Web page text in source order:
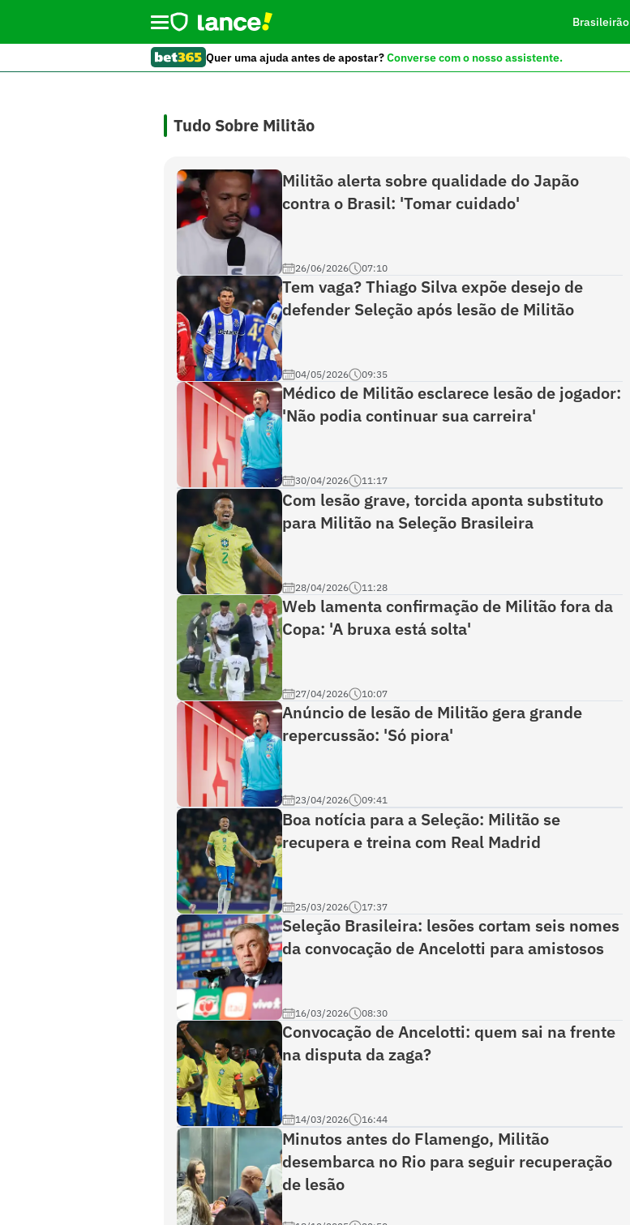
Brasileirão
Quer uma ajuda antes de apostar?Converse com o nosso assistente.
Tudo Sobre Militão
Militão alerta sobre qualidade do Japão
contra o Brasil: 'Tomar cuidado'
26/06/2026 07:10
Tem vaga? Thiago Silva expõe desejo de
defender Seleção após lesão de Militão
04/05/2026 09:35
Médico de Militão esclarece lesão de jogador:
'Não podia continuar sua carreira'
30/04/2026 11:17
Com lesão grave, torcida aponta substituto
para Militão na Seleção Brasileira
28/04/2026 11:28
Web lamenta confirmação de Militão fora da
Copa: 'A bruxa está solta'
27/04/2026 10:07
Anúncio de lesão de Militão gera grande
repercussão: 'Só piora'
23/04/2026 09:41
Boa notícia para a Seleção: Militão se
recupera e treina com Real Madrid
25/03/2026 17:37
Seleção Brasileira: lesões cortam seis nomes
da convocação de Ancelotti para amistosos
16/03/2026 08:30
Convocação de Ancelotti: quem sai na frente
na disputa da zaga?
14/03/2026 16:44
Minutos antes do Flamengo, Militão
desembarca no Rio para seguir recuperação
de lesão